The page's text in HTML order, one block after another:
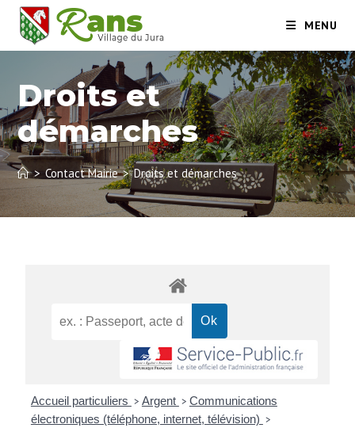
MENU
Droits et
démarches
> Contact Mairie > Droits et démarches
Accueil particuliers > Argent > Communications
électroniques (téléphone, internet, télévision) >